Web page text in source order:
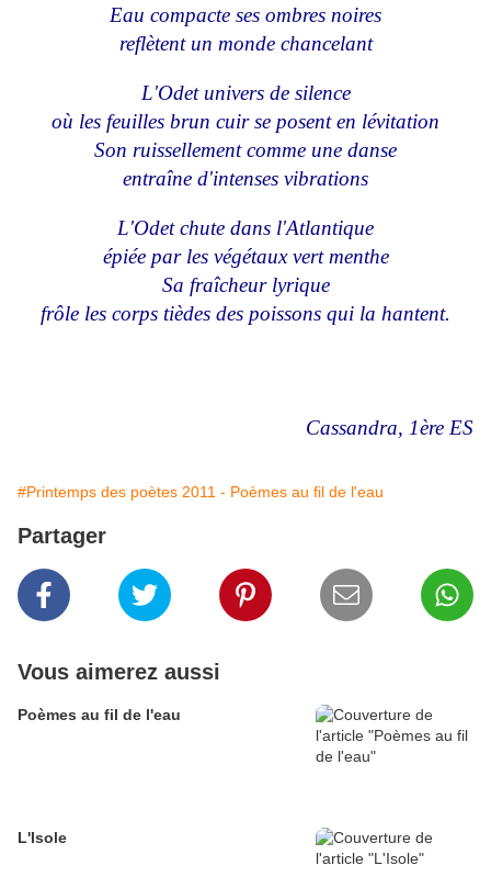
Eau compacte ses ombres noires
reflètent un monde chancelant
L'Odet univers de silence
où les feuilles brun cuir se posent en lévitation
Son ruissellement comme une danse
entraîne d'intenses vibrations
L'Odet chute dans l'Atlantique
épiée par les végétaux vert menthe
Sa fraîcheur lyrique
frôle les corps tièdes des poissons qui la hantent.
Cassandra, 1ère ES
#Printemps des poètes 2011 - Poèmes au fil de l'eau
Partager
Vous aimerez aussi
Poèmes au fil de l'eau
L'Isole